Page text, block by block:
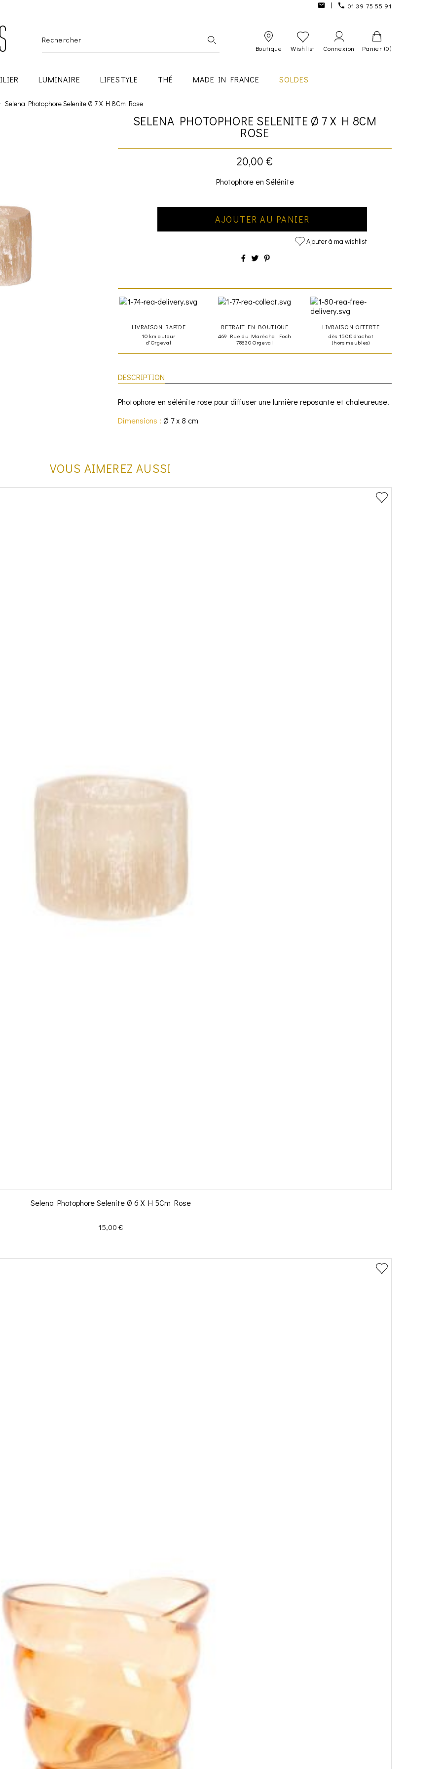
01 39 75 55 91
Boutique Wishlist Connexion Panier (0)
LUMINAIRE LIFESTYLE THÉ MADE IN FRANCE SOLDES
Selena Photophore Selenite Ø 7 X H 8Cm Rose
SELENA PHOTOPHORE SELENITE Ø 7 X H 8CM
ROSE
20,00 €
Photophore en Sélénite
AJOUTER AU PANIER
Ajouter à ma wishlist
LIVRAISON RAPIDE
10 km autour
d'Orgeval
RETRAIT EN BOUTIQUE
469 Rue du Maréchal Foch
78630 Orgeval
LIVRAISON OFFERTE
dès 150€ d'achat
(hors meubles)
DESCRIPTION
Photophore en sélénite rose pour diffuser une lumière reposante et chaleureuse.
Dimensions : Ø 7 x 8 cm
VOUS AIMEREZ AUSSI
Selena Photophore Selenite Ø 6 X H 5Cm Rose
Prix
15,00 €